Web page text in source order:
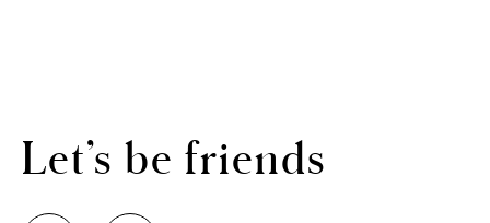
Let’s be friends